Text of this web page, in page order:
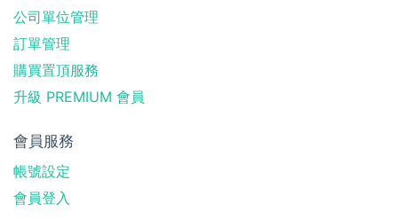
公司單位管理
訂單管理
購買置頂服務
升級 PREMIUM 會員
會員服務
帳號設定
會員登入